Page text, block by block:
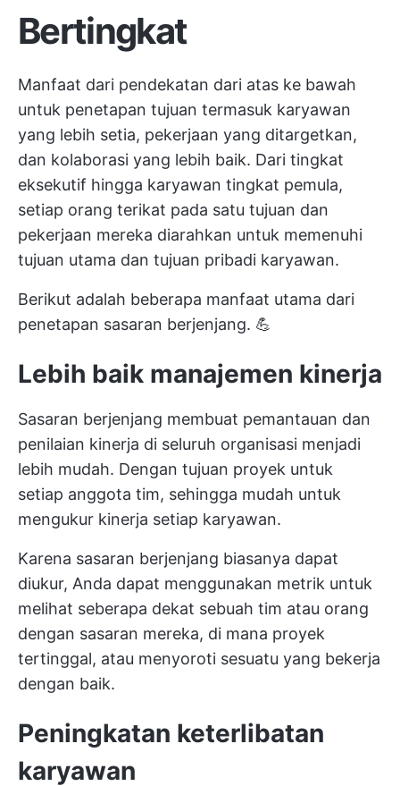
Bertingkat
Manfaat dari pendekatan dari atas ke bawah
untuk penetapan tujuan termasuk karyawan
yang lebih setia, pekerjaan yang ditargetkan,
dan kolaborasi yang lebih baik. Dari tingkat
eksekutif hingga karyawan tingkat pemula,
setiap orang terikat pada satu tujuan dan
pekerjaan mereka diarahkan untuk memenuhi
tujuan utama dan tujuan pribadi karyawan.
Berikut adalah beberapa manfaat utama dari
penetapan sasaran berjenjang. 💪
Lebih baik manajemen kinerja
Sasaran berjenjang membuat pemantauan dan
penilaian kinerja di seluruh organisasi menjadi
lebih mudah. Dengan tujuan proyek untuk
setiap anggota tim, sehingga mudah untuk
mengukur kinerja setiap karyawan.
Karena sasaran berjenjang biasanya dapat
diukur, Anda dapat menggunakan metrik untuk
melihat seberapa dekat sebuah tim atau orang
dengan sasaran mereka, di mana proyek
tertinggal, atau menyoroti sesuatu yang bekerja
dengan baik.
Peningkatan keterlibatan
karyawan